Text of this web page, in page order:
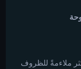
ملاءمةً للظروف